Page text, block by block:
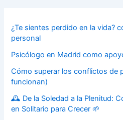
¿Te sientes perdido en la vida?
personal
Psicólogo en Madrid como
Cómo superar los conflictos de
funcionan)
🕰️ De la Soledad a la Plenitud:
en Solitario para Crecer 🌱